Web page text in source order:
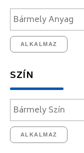
ALKALMAZ
SZÍN
ALKALMAZ